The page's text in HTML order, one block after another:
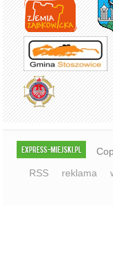
RSS
reklama